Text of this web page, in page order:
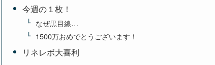
今週の１枚！
なぜ黒目線…
1500万おめでとうございます！
リネレボ大喜利